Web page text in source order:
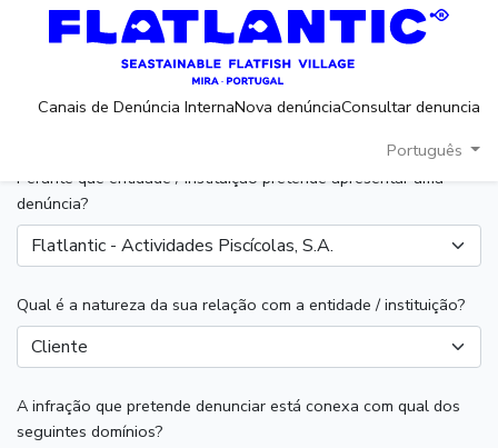
Canais de Denúncia Interna(current)
Nova denúncia(current)
Consultar denuncia
Português
Perante que entidade / instituição pretende apresentar uma
denúncia?
Flatlantic - Actividades Piscícolas, S.A.
Qual é a natureza da sua relação com a entidade / instituição?
Cliente
A infração que pretende denunciar está conexa com qual dos
seguintes domínios?